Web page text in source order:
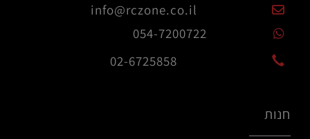
info@rczone.co.il
054-7200722
02-6725858
חנות